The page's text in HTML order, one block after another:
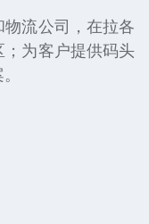
物流公司，在拉各
为客户提供码头